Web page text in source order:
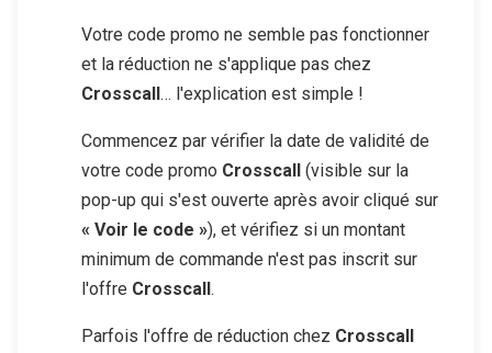
Votre code promo ne semble pas fonctionner
et la réduction ne s'applique pas chez
Crosscall… l'explication est simple !
Commencez par vérifier la date de validité de
votre code promo Crosscall (visible sur la
pop-up qui s'est ouverte après avoir cliqué sur
« Voir le code »), et vérifiez si un montant
minimum de commande n'est pas inscrit sur
l'offre Crosscall.
Parfois l'offre de réduction chez Crosscall